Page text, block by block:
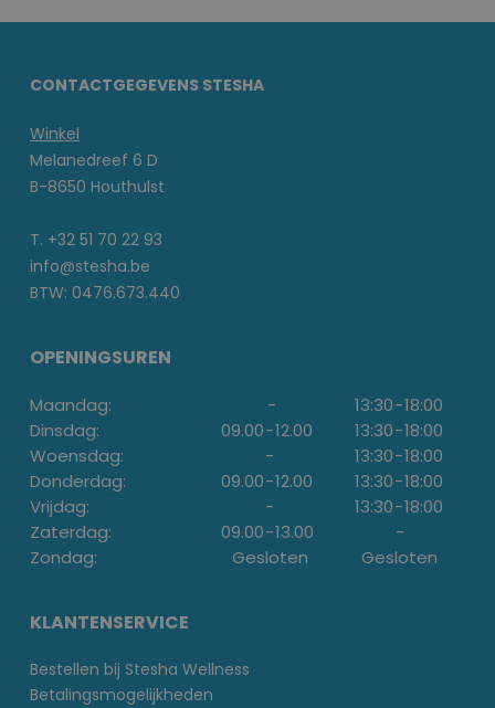
CONTACTGEGEVENS STESHA
Winkel
Melanedreef 6 D
B-8650 Houthulst
T. +32 51 70 22 93
info@stesha.be
BTW: 0476.673.440
OPENINGSUREN
Maandag: - 13:30-18:00
Dinsdag:
09.00-12.00 13:30-18:00
Woensdag:
- 13:30-18:00
Donderdag:
09.00-12.00 13:30-18:00
Vrijdag:
- 13:30-18:00
Zaterdag:
09.00-13.00
-
Zondag:
Gesloten Gesloten
KLANTENSERVICE
Bestellen bij Stesha Wellness
Betalingsmogelijkheden